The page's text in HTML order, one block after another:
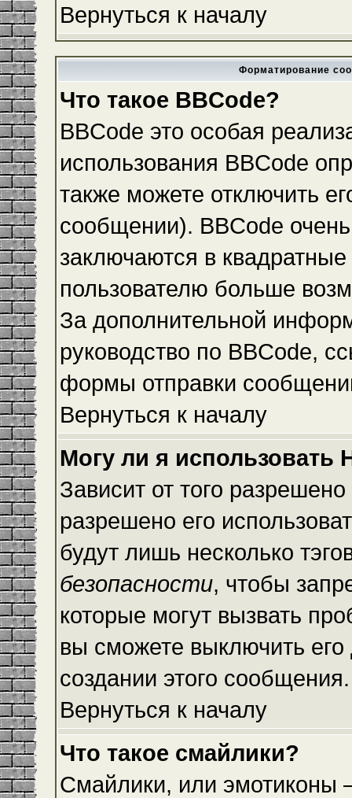
Вернуться к началу
Форматирование
Что такое BBCode?
BBCode это особая
использования BBCode
также можете отключить
сообщении). BBCode
заключаются в
пользователю больше
За дополнительной
руководство по BBCode,
формы отправки
Вернуться к началу
Могу ли я использовать
Зависит от того
разрешено его
будут лишь несколько
безопасности, чтобы
которые могут вызвать
вы сможете выключить
создании этого сообщения.
Вернуться к началу
Что такое смайлики?
Смайлики, или эмотиконы